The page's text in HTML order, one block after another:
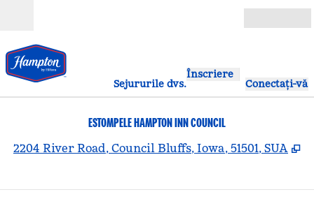
Sejururile dvs.
Înscriere
Conectați-vă
ESTOMPELE HAMPTON INN COUNCIL
2204 River Road, Council Bluffs, Iowa, 51501, SUA ,